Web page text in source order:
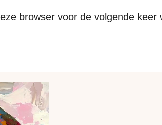
browser voor de volgende keer